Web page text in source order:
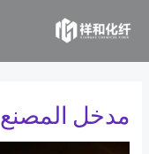
المحتوى
مدخل المصنع